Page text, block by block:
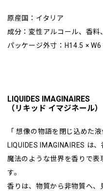
原産国：イタリア
成分：変性アルコール、香料
パッケージ外寸：H14.5 ×
LIQUIDES IMAGINAIRES
（リキッド イマジネール）
「 想像の物語を閉じ込めた液
LIQUIDES IMAGINAIRES は
魔法のような世界を香りで
す。
香りは、物質から非物質へ